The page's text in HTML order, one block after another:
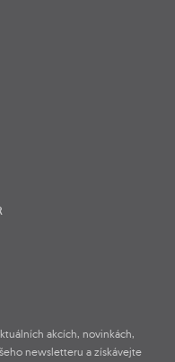
akcích, novinkách,
newsletteru a získávejte